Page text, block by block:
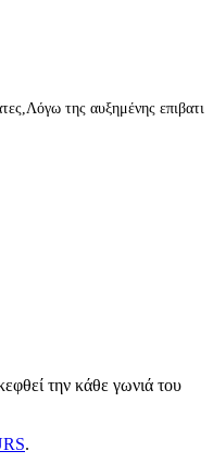
της αυξημένης επιβατικής
την κάθε γωνιά του
.